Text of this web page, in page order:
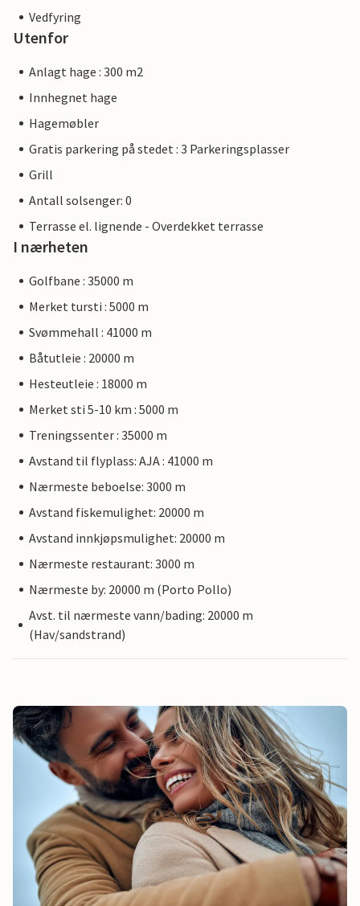
Vedfyring
Utenfor
Anlagt hage : 300 m2
Innhegnet hage
Hagemøbler
Gratis parkering på stedet : 3 Parkeringsplasser
Grill
Antall solsenger: 0
Terrasse el. lignende - Overdekket terrasse
I nærheten
Golfbane : 35000 m
Merket tursti : 5000 m
Svømmehall : 41000 m
Båtutleie : 20000 m
Hesteutleie : 18000 m
Merket sti 5-10 km : 5000 m
Treningssenter : 35000 m
Avstand til flyplass: AJA : 41000 m
Nærmeste beboelse: 3000 m
Avstand fiskemulighet: 20000 m
Avstand innkjøpsmulighet: 20000 m
Nærmeste restaurant: 3000 m
Nærmeste by: 20000 m (Porto Pollo)
Avst. til nærmeste vann/bading: 20000 m
(Hav/sandstrand)